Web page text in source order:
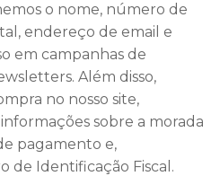
o nome, número de
endereço de email e
em campanhas de
Além disso,
no nosso site,
sobre a morada
pagamento e,
de Identificação Fiscal.